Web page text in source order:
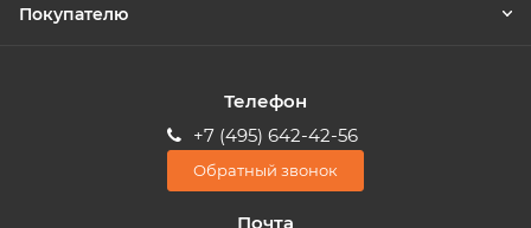
Покупателю
Телефон
+7 (495) 642-42-56
Обратный звонок
Почта